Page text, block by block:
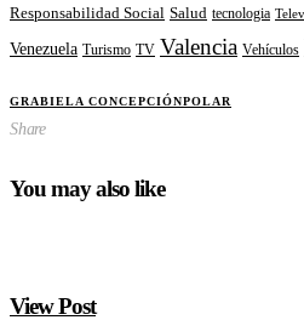
Responsabilidad Social Salud tecnologia
Venezuela Turismo TV Valencia Vehículos
GRABIELA CONCEPCIÓNPOLAR
Share
You may also like
View Post